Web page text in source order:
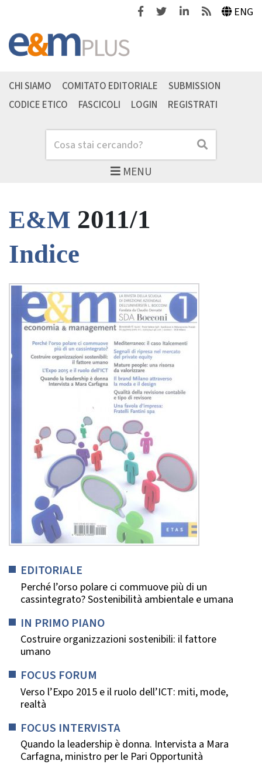
FacebookTwitterLinkedinFeeds ENG
MENU
Cerca Cerca
CHI SIAMO COMITATO EDITORIALE
SUBMISSION
CODICE ETICO
FASCICOLI LOGIN REGISTRATI
E&M 2011/1
Indice
EDITORIALE
Perché l’orso polare ci commuove più di un
cassintegrato? Sostenibilità ambientale e umana
IN PRIMO PIANO
Costruire organizzazioni sostenibili: il fattore
umano
FOCUS FORUM
Verso l’Expo 2015 e il ruolo dell’ICT: miti, mode,
realtà
FOCUS INTERVISTA
Quando la leadership è donna. Intervista a Mara
Carfagna, ministro per le Pari Opportunità